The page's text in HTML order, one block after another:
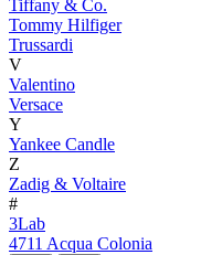
Tiffany & Co.
Tommy Hilfiger
Trussardi
V
Valentino
Versace
Y
Yankee Candle
Z
Zadig & Voltaire
#
3Lab
4711 Acqua Colonia